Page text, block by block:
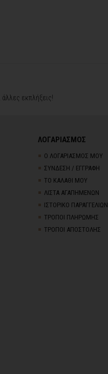
εκπλήξεις!
ΛΟΓΑΡΙΑΣΜΟΣ
Ο ΛΟΓΑΡΙΑΣΜΟΣ ΜΟΥ
ΣΥΝΔΕΣΗ / ΕΓΓΡΑΦΗ
ΤΟ ΚΑΛΑΘΙ ΜΟΥ
ΛΙΣΤΑ ΑΓΑΠΗΜΕΝΩΝ
ΙΣΤΟΡΙΚΟ ΠΑΡΑΓΓΕΛΙΩΝ
ΤΡΟΠΟΙ ΠΛΗΡΩΜΗΣ
ΤΡΟΠΟΙ ΑΠΟΣΤΟΛΗΣ